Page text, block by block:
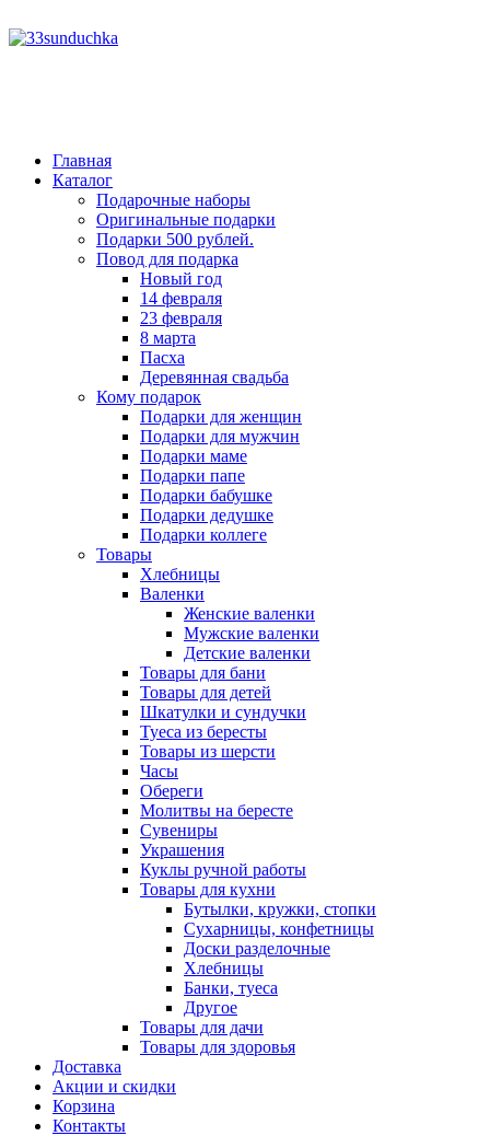
Главная
Каталог
Подарочные наборы
Оригинальные подарки
Подарки 500 рублей.
Повод для подарка
Новый год
14 февраля
23 февраля
8 марта
Пасха
Деревянная свадьба
Кому подарок
Подарки для женщин
Подарки для мужчин
Подарки маме
Подарки папе
Подарки бабушке
Подарки дедушке
Подарки коллеге
Товары
Хлебницы
Валенки
Женские валенки
Мужские валенки
Детские валенки
Товары для бани
Товары для детей
Шкатулки и сундучки
Туеса из бересты
Товары из шерсти
Часы
Обереги
Молитвы на бересте
Сувениры
Украшения
Куклы ручной работы
Товары для кухни
Бутылки, кружки, стопки
Сухарницы, конфетницы
Доски разделочные
Хлебницы
Банки, туеса
Другое
Товары для дачи
Товары для здоровья
Доставка
Акции и скидки
Корзина
Контакты